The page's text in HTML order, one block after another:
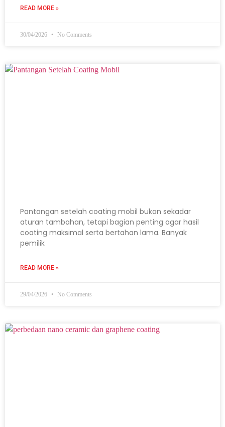
READ MORE »
30/04/2026 No Comments
Pantangan setelah coating mobil bukan sekadar
aturan tambahan, tetapi bagian penting agar hasil
coating maksimal serta bertahan lama. Banyak
pemilik
READ MORE »
29/04/2026 No Comments